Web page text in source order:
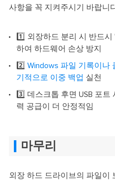
사항을 꼭 지켜주시기 바랍니
1️⃣ 외장하드 분리 시 반드
하여 하드웨어 손상 방지
2️⃣ Windows 파일 기록이나
기적으로 이중 백업 실천
3️⃣ 데스크톱 후면 USB 포
력 공급이 더 안정적임
마무리
외장 하드 드라이브의 파일이